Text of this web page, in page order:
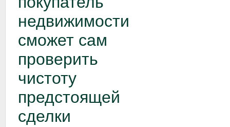
недвижимости
сможет сам
проверить
чистоту
предстоящей
сделки